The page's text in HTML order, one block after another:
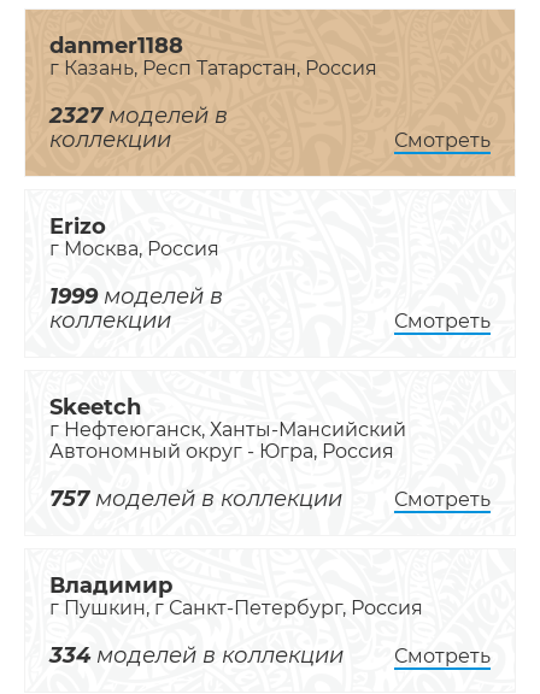
danmer1188
г Казань, Респ Татарстан, Россия
2327моделей в
коллекции
Смотреть
Erizo
г Москва, Россия
1999моделей в
коллекции
Смотреть
Skeetch
г Нефтеюганск, Ханты-Мансийский
Автономный округ - Югра, Россия
757моделей в коллекции Смотреть
Владимир
г Пушкин, г Санкт-Петербург, Россия
334моделей в коллекции Смотреть